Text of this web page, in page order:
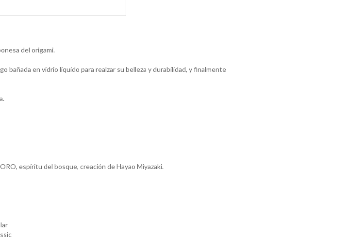
del origami.
bañada en vidrio líquido para realzar su belleza y durabilidad, y finalmente
espíritu del bosque, creación de Hayao Miyazaki.